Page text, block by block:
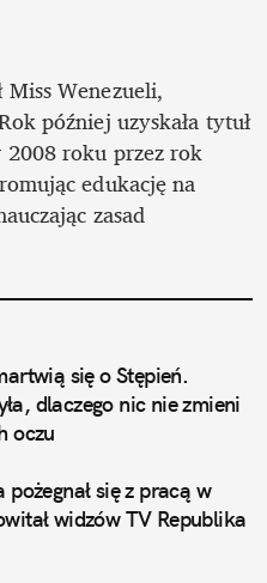
Wenezueli,
później uzyskała tytuł
2008 roku przez rok
edukację na
zasad
się o Stępień.
dlaczego nic nie zmieni
oczu
pożegnał się z pracą w
widzów TV Republika